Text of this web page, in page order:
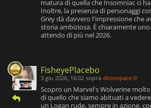
matura di quella che Insomniac ci
Inoltre, la presenza di personaggi
Grey dà davvero l'impressione che
storia ambiziosa. È chiaramente
attendo di più nel 2026.
FisheyePlacebo
3 giu 2026, 16:02 sopra dlcompare.fr
Scopro un Marvel's Wolverine
di quello che siamo abituati a
un Logan rude, sempre in azione,